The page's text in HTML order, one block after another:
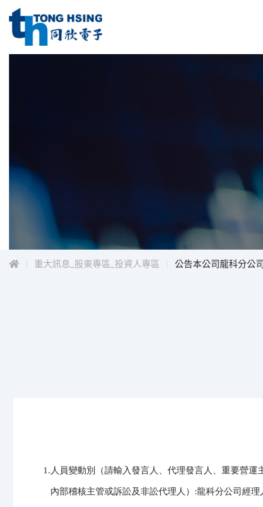
同
股
份
有
司
子
Menu
重大訊息_股東專區_投資人專區 公告本公司龍科分公
1.人員變動別（請輸入發言人、代理發言人、重要營
內部稽核主管或訴訟及非訟代理人）:龍科分公司經理